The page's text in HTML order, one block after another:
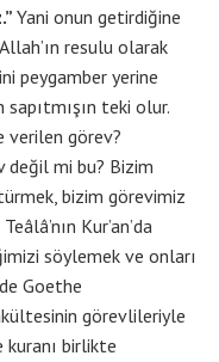
Yani onun getirdiğine
resulu olarak
peygamber yerine
teki olur.
verilen görev?
değil mi bu? Bizim
bizim görevimiz
Kur’an’da
söylemek ve onları
Goethe
görevlileriyle
birlikte